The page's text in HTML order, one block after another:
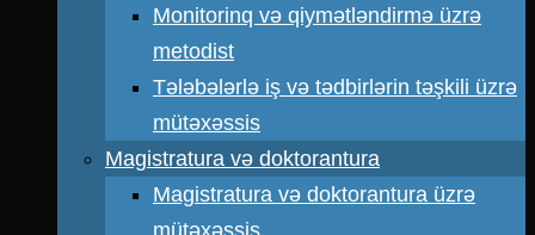
Monitorinq və qiymətləndirmə üzrə
metodist
Tələbələrlə iş və tədbirlərin təşkili üzrə
mütəxəssis
Magistratura və doktorantura
Magistratura və doktorantura üzrə
mütəxəssis